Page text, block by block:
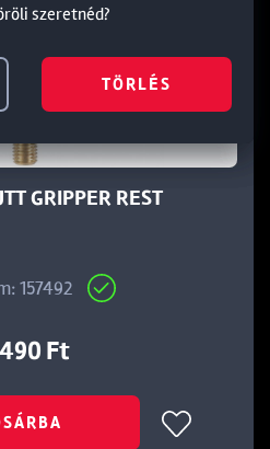
GRIPPER REST
157492
Ft
szeretnéd?
TÖRLÉS
szeretnéd?
TÖRLÉS
szeretnéd?
TÖRLÉS